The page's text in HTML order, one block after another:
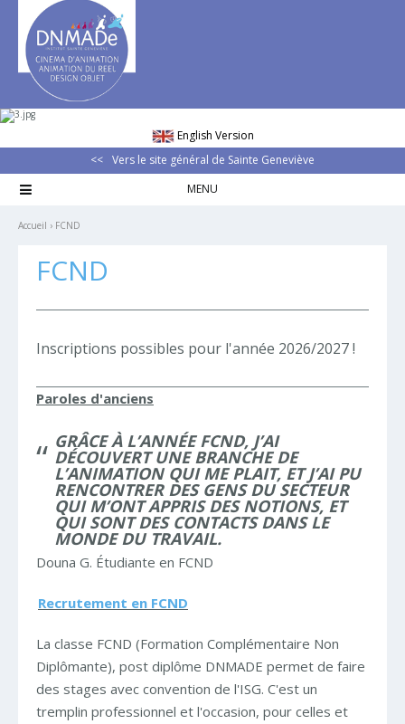
contenu.
personnels
English Version
Vers le site général de Sainte Geneviève

Accueil › FCND
FCND
Inscriptions possibles pour l'année 2026/2027 !
Paroles d'anciens
GRÂCE À L’ANNÉE FCND, J’AI
DÉCOUVERT UNE BRANCHE DE
L’ANIMATION QUI ME PLAIT, ET J’AI PU
RENCONTRER DES GENS DU SECTEUR
QUI M’ONT APPRIS DES NOTIONS, ET
QUI SONT DES CONTACTS DANS LE
MONDE DU TRAVAIL.
Douna G. Étudiante en FCND
Recrutement en FCND
La classe FCND (Formation Complémentaire Non
Diplômante), post diplôme DNMADE permet de faire
des stages avec convention de l'ISG. C'est un
tremplin professionnel et l'occasion, pour celles et